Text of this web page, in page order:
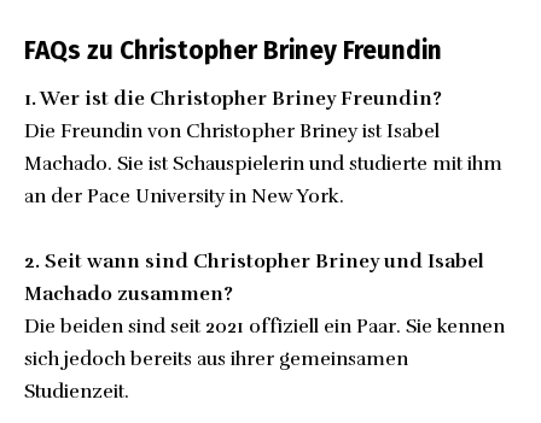
FAQs zu Christopher Briney Freundin
1. Wer ist die Christopher Briney Freundin?
Die Freundin von Christopher Briney ist Isabel
Machado. Sie ist Schauspielerin und studierte mit ihm
an der Pace University in New York.
2. Seit wann sind Christopher Briney und Isabel
Machado zusammen?
Die beiden sind seit 2021 offiziell ein Paar. Sie kennen
sich jedoch bereits aus ihrer gemeinsamen
Studienzeit.